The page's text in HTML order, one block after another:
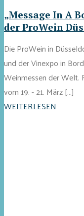
„Message In A
der ProWein
Die ProWein in
und der Vinexpo in
Weinmessen der Welt.
vom 19. - 21. März […]
WEITERLESEN